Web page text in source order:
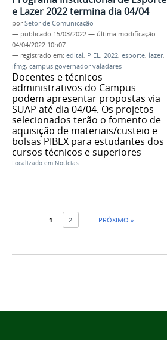
e Lazer 2022 termina dia 04/04
porSetor de Comunicação
— publicado 15/03/2022 — última modificação
04/04/2022 10h07
— registrado em: edital, PIEL, 2022, esporte, lazer,
ifmg, campus governador valadares
Docentes e técnicos
administrativos do Campus
podem apresentar propostas via
SUAP até dia 04/04. Os projetos
selecionados terão o fomento de
aquisição de materiais/custeio e
bolsas PIBEX para estudantes dos
cursos técnicos e superiores
Localizado em Notícias
1 2 PRÓXIMO »